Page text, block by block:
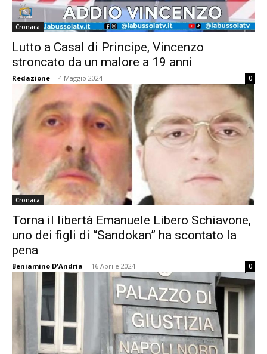
Cronaca
Lutto a Casal di Principe, Vincenzo
stroncato da un malore a 19 anni
Redazione - 4 Maggio 2024 0
Cronaca
Torna il libertà Emanuele Libero Schiavone,
uno dei figli di “Sandokan” ha scontato la
pena
Beniamino D'Andria - 16 Aprile 2024 0